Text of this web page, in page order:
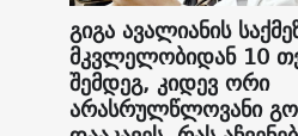
გიგა ავალიანის
მკვლელობიდან 10
შემდეგ, კიდევ ორი
არასრულწლოვანი